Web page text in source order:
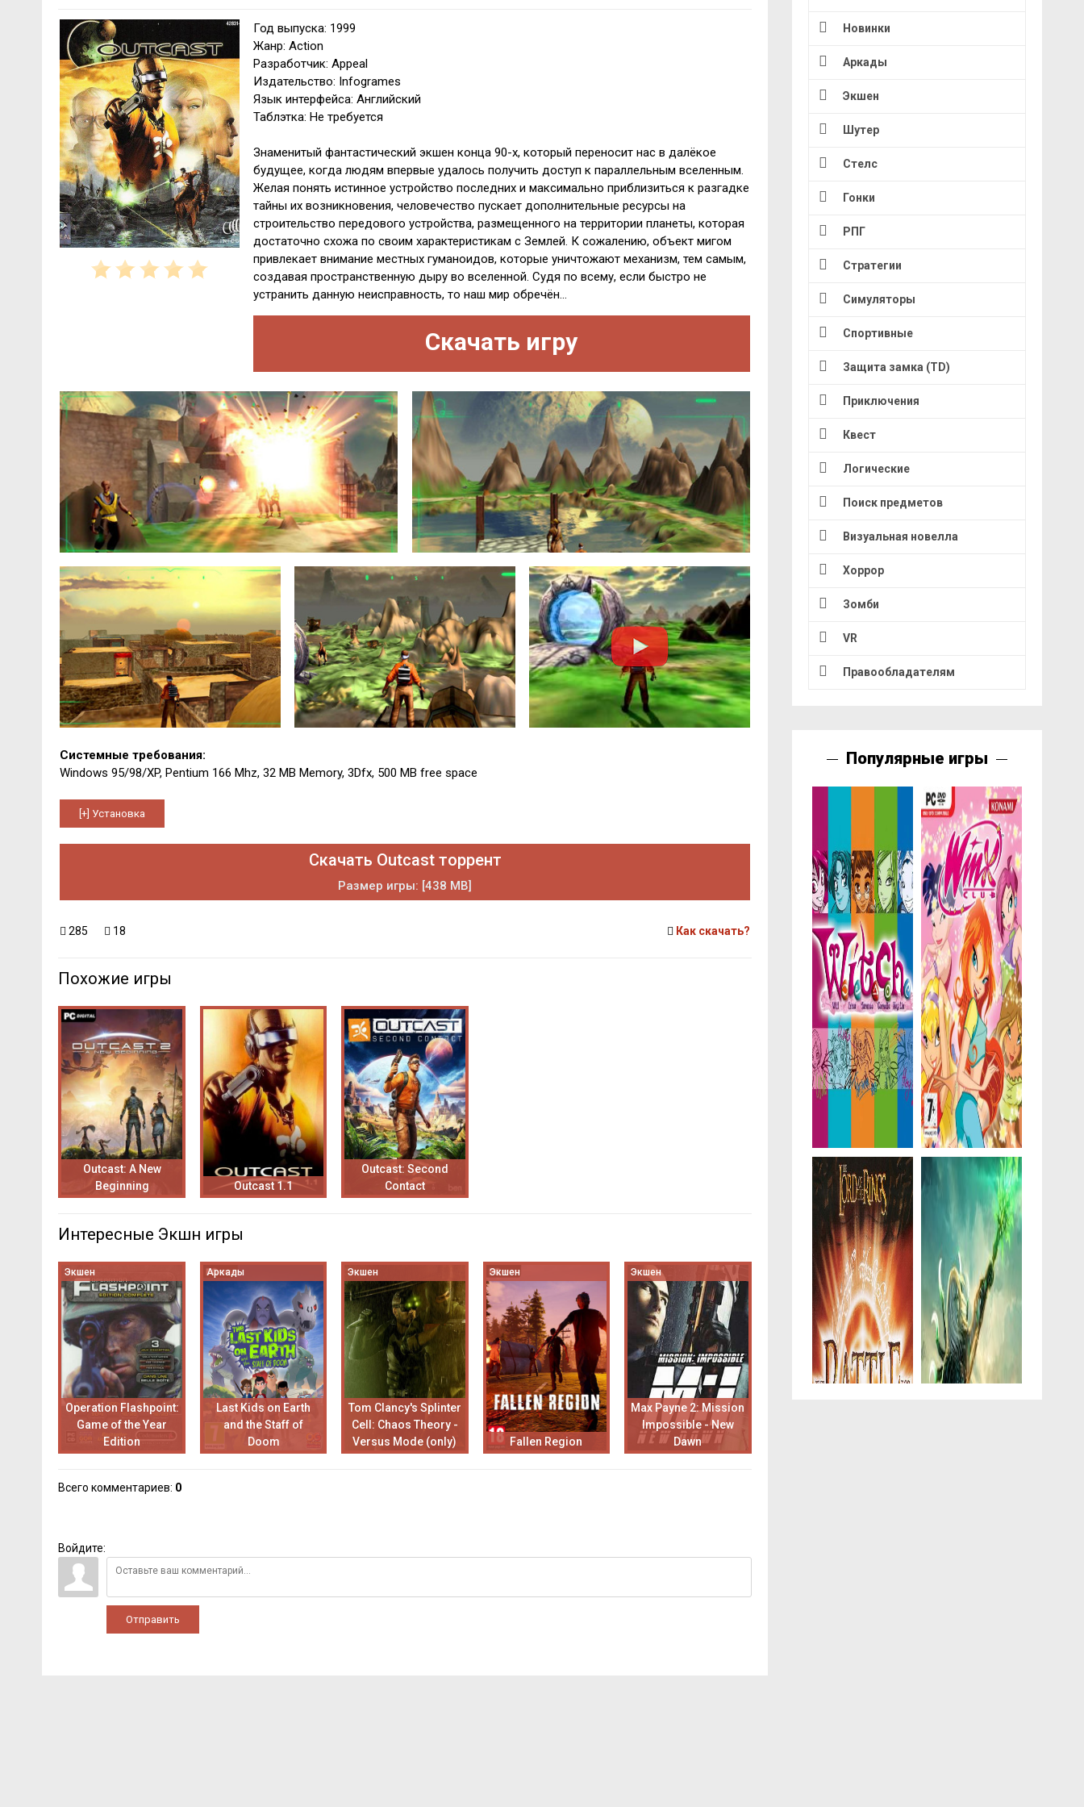
Год выпуска: 1999
Жанр: Action
Разработчик: Appeal
Издательство: Infogrames
Язык интерфейса: Английский
Таблэтка: Не требуется
Знаменитый фантастический экшен конца 90-х, который переносит нас в далёкое
будущее, когда людям впервые удалось получить доступ к параллельным вселенным.
Желая понять истинное устройство последних и максимально приблизиться к разгадке
тайны их возникновения, человечество пускает дополнительные ресурсы на
строительство передового устройства, размещенного на территории планеты, которая
достаточно схожа по своим характеристикам с Землей. К сожалению, объект мигом
привлекает внимание местных гуманоидов, которые уничтожают механизм, тем самым,
создавая пространственную дыру во вселенной. Судя по всему, если быстро не
устранить данную неисправность, то наш мир обречён...
Скачать игру
Системные требования:
Windows 95/98/XP, Pentium 166 Mhz, 32 MB Memory, 3Dfx, 500 MB free space
Скачать Outcast торрент
Размер игры: [438 MB]
285 18 Как скачать?
Похожие игры
Outcast: A New
Beginning
Outcast 1.1
Outcast: Second
Contact
Интересные Экшн игры
Экшен
Operation Flashpoint:
Game of the Year
Edition
Аркады
Last Kids on Earth
and the Staff of
Doom
Экшен
Tom Clancy's Splinter
Cell: Chaos Theory -
Versus Mode (only)
Экшен
Fallen Region
Экшен
Max Payne 2: Mission
Impossible - New
Dawn
Всего комментариев: 0
Войдите:
Отправить
Новинки
Аркады
Экшен
Шутер
Стелс
Гонки
РПГ
Стратегии
Симуляторы
Спортивные
Защита замка (TD)
Приключения
Квест
Логические
Поиск предметов
Визуальная новелла
Хоррор
Зомби
VR
Правообладателям
Популярные игры